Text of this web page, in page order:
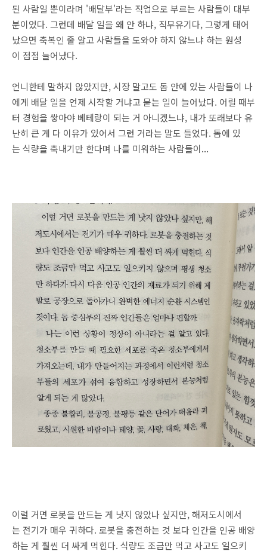
된 사람일 뿐이라며 '배달부'라는 직업으로 부르는 사람들이 대부
분이었다. 그런데 배달 일을 왜 안 하냐, 직무유기다, 그렇게 태어
났으면 축복인 줄 알고 사람들을 도와야 하지 않느냐 하는 원성
이 점점 늘어났다.
언니한테 말하지 않았지만, 시장 말고도 돔 안에 있는 사람들이 나
에게 배달 일을 언제 시작할 거냐고 묻는 일이 늘어났다. 어릴 때부
터 경험을 쌓아야 베테랑이 되는 거 아니겠느냐, 내가 또래보다 유
난히 큰 게 다 이유가 있어서 그런 거라는 말도 들었다. 돔에 있
는 식량을 축내기만 한다며 나를 미워하는 사람들이...
이럴 거면 로봇을 만드는 게 낫지 않았나 싶지만, 해저도시에서
는 전기가 매우 귀하다. 로봇을 충전하는 것 보다 인간을 인공 배양
하는 게 훨씬 더 싸게 먹힌다. 식량도 조금만 먹고 사고도 일으키